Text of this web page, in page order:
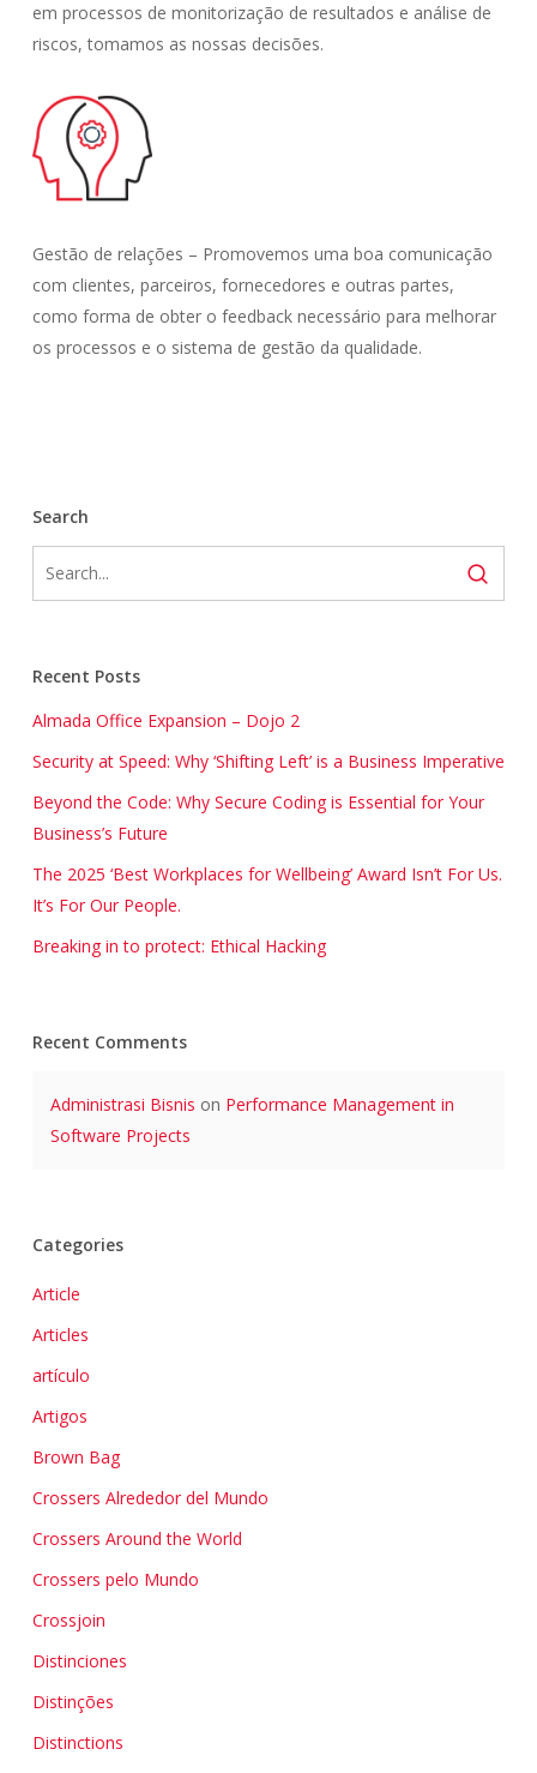
em processos de monitorização de resultados e análise de
riscos, tomamos as nossas decisões.
Gestão de relações – Promovemos uma boa comunicação
com clientes, parceiros, fornecedores e outras partes,
como forma de obter o feedback necessário para melhorar
os processos e o sistema de gestão da qualidade.
Search
Recent Posts
Almada Office Expansion – Dojo 2
Security at Speed: Why ‘Shifting Left’ is a Business Imperative
Beyond the Code: Why Secure Coding is Essential for Your
Business’s Future
The 2025 ‘Best Workplaces for Wellbeing’ Award Isn’t For Us.
It’s For Our People.
Breaking in to protect: Ethical Hacking
Recent Comments
Administrasi Bisnis on Performance Management in
Software Projects
Categories
Article
Articles
artículo
Artigos
Brown Bag
Crossers Alrededor del Mundo
Crossers Around the World
Crossers pelo Mundo
Crossjoin
Distinciones
Distinções
Distinctions